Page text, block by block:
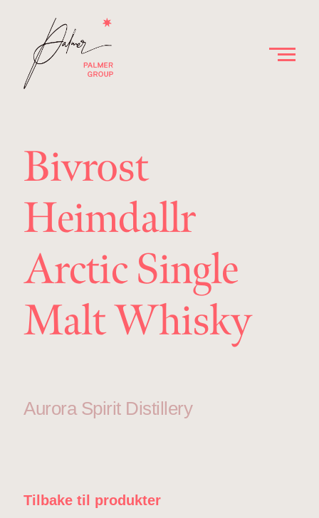
Bivrost
Heimdallr
Arctic Single
Malt Whisky
Aurora Spirit Distillery
Tilbake til produkter